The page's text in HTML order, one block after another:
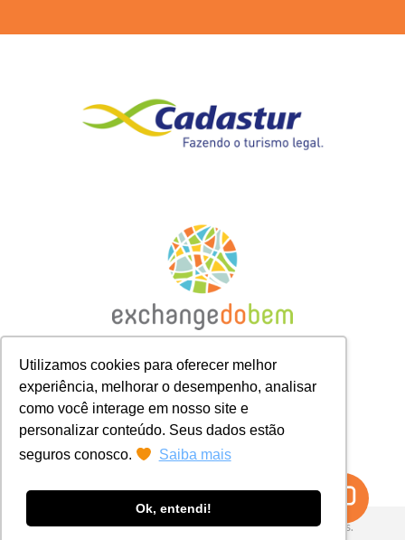
Utilizamos cookies para oferecer melhor
experiência, melhorar o desempenho, analisar
como você interage em nosso site e
personalizar conteúdo. Seus dados estão
seguros conosco.
Saiba mais
Ok, entendi!
© 2026 Exchange do Bem. Todos os direitos reservados.